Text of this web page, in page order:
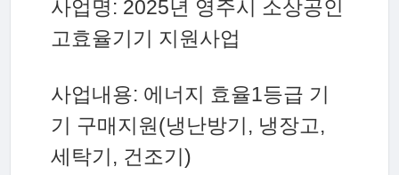
사업명: 2025년 영주시 소상공인
고효율기기 지원사업
사업내용: 에너지 효율1등급 기
기 구매지원(냉난방기, 냉장고,
세탁기, 건조기)